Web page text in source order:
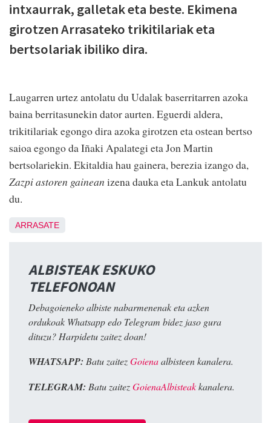
intxaurrak, galletak eta beste. Ekimena
girotzen Arrasateko trikitilariak eta
bertsolariak ibiliko dira.
Laugarren urtez antolatu du Udalak baserritarren azoka
baina berritasunekin dator aurten. Eguerdi aldera,
trikitilariak egongo dira azoka girotzen eta ostean bertso
saioa egongo da Iñaki Apalategi eta Jon Martin
bertsolariekin. Ekitaldia hau gainera, berezia izango da,
Zazpi astoren gainean izena dauka eta Lankuk antolatu
du.
ARRASATE
ALBISTEAK ESKUKO
TELEFONOAN
Debagoieneko albiste nabarmenenak eta azken
ordukoak Whatsapp edo Telegram bidez jaso gura
dituzu? Harpidetu zaitez doan!
WHATSAPP: Batu zaitezGoienaalbisteen kanalera.
TELEGRAM: Batu zaitezGoienaAlbisteakkanalera.